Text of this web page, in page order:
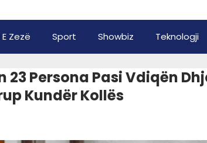
Zezë Sport Showbiz Teknologji
23 Persona Pasi Vdiqën
Kundër Kollës